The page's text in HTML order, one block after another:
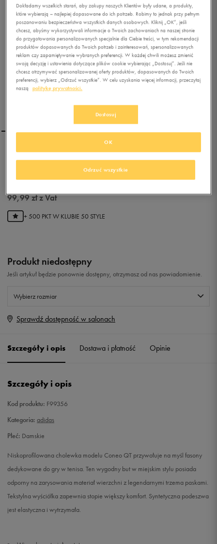
ADIDAS CONEO QT
99,99złz Vat
+ 500 PKT W KLUBIE 50 STYLE
Produkt niedostępny
Jeśli artykuł będzie ponownie dostępny, otrzymasz od nas powiadomienie.
Wybierz rozmiar
Rozmiary EU
38 23,5 cm
39 1/3 24,5 cm Powiadom o dostępności
40 25 cm
40 2/3 25,5 cm
41 1/3 26 cm
Sprawdź dostępność w salonach
Szczegóły i opis Dostawa i płatność Opinie
Szczegóły i opis
Kod produktu: F99356
Kategoria: adidas
Płeć: Damskie
Niskoprofilowana cholewka modelu Coneo QT przywołuje na myśl fasony
dedykowane do gry w tenisa. Ten wygodny but w miejskim stylu posiada
odporny na zarysowania materiał wierzchni z legendarnymi trzema paskami.
Tekstylna wyściółka zapewnia stopie większy komfort. Syntetyczna podeszwa
jest elastyczna i wytrzymała.
Dokładamy wszelkich starań, aby zakupy naszych Klientów były udane, a produkty,
które wybierają – najlepiej dopasowane do ich potrzeb. Robimy to jednak przy pełnym
poszanowaniu bezpieczeństwa wszystkich danych osobowych. Kliknij „OK”, jeśli
chcesz, abyśmy wykorzystywali informacje o Twoich zachowaniach na naszej stronie
do przygotowania personalizowanych specjalnie dla Ciebie treści, w tym rekomendacji
produktów dopasowanych do Twoich potrzeb i zainteresowań, spersonalizowanych
reklam czy zapamiętywanie wybranych preferencji. W każdej chwili możesz zmienić
swoją decyzję i ustawienia dotyczące plików cookie wybierając „Dostosuj”. Jeśli nie
chcesz otrzymywać spersonalizowanej oferty produktów, dopasowanych do Twoich
preferencji, wybierz „Odrzuć wszystkie”. W celu uzyskania więcej informacji, przeczytaj
naszą
politykę prywatności.
Dostosuj
Odrzuć wszystkie
OK